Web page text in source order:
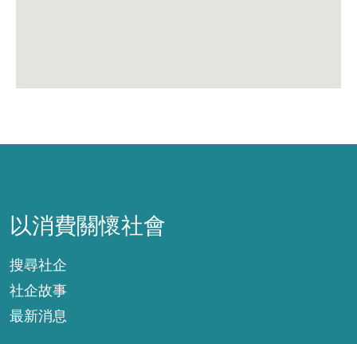
以消費關懷社會
搜尋社企
社企故事
最新消息